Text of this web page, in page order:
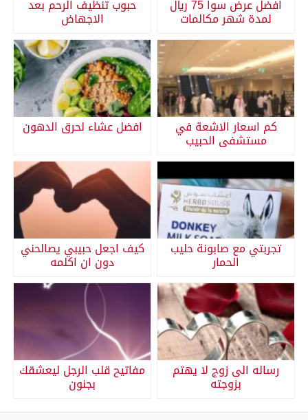
افضل عرض سوا 75 ريال
لمدة شهر مكالمات
حبوب تنظيف الرحم بعد
الاجهاض
كم اسعار الاشعة في
مستشفى الحبيب
افضل عشاء لحرق الدهون
تجربتي مع صابونة حليب
الحمار
كيف اجعل حبيبي يصالحني
دون ان اكلمه
رساله الى زوج لا يهتم
بزوجته
مفاتيح قلب الرجل ليعشقك
بجنون